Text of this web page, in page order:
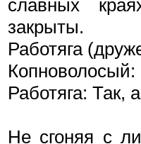
славных
закрыты.
Работяга
Копноволосый:
Работяга: Так,
Не сгоняя с